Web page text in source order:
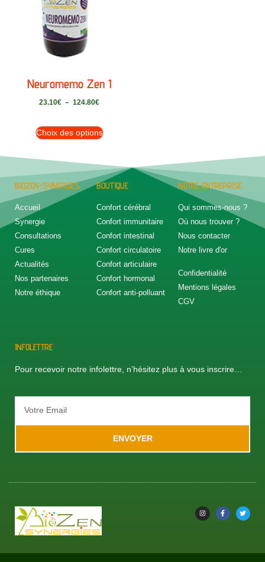
Neuromemo Zen 1
23.10€ – 124.80€
Choix des options
BIOZEN-SYNERGIES
Accueil
Synergie
Consultations
Cures
Actualités
Nos partenaires
Notre éthique
BOUTIQUE
Confort cérébral
Confort immunitaire
Confort intestinal
Confort circulatoire
Confort articulaire
Confort hormonal
Confort anti-polluant
NOTRE ENTREPRISE
Qui sommes-nous ?
Où nous trouver ?
Nous contacter
Notre livre d'or
Confidentialité
Mentions légales
CGV
INFOLETTRE
Pour recevoir notre infolettre, n’hésitez plus à vous inscrire…
ENVOYER